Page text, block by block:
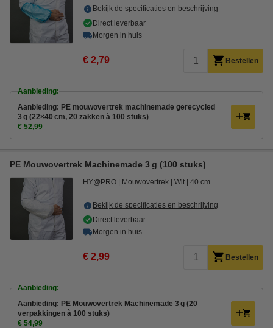
Bekijk de specificaties en beschrijving
Direct leverbaar
Morgen in huis
€ 2,79 Bestellen
Aanbieding:
Aanbieding: PE mouwovertrek machinemade gerecycled
3 g (22×40 cm, 20 zakken à 100 stuks)
€ 52,99
PE Mouwovertrek Machinemade 3 g (100 stuks)
HY@PRO Mouwovertrek Wit 40 cm
Bekijk de specificaties en beschrijving
Direct leverbaar
Morgen in huis
€ 2,99 Bestellen
Aanbieding:
Aanbieding: PE Mouwovertrek Machinemade 3 g (20
verpakkingen à 100 stuks)
€ 54,99